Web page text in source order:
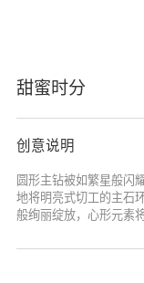
甜蜜时分
创意说明
圆形主钻被如繁星般闪
地将明亮式切工的主石
般绚丽绽放，心形元素